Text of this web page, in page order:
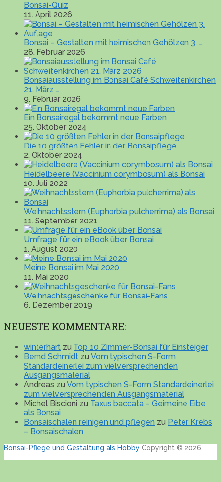
Bonsai-Quiz
11. April 2026
Bonsai – Gestalten mit heimischen Gehölzen 3. …
28. Februar 2026
Bonsaiausstellung im Bonsai Café Schweitenkirchen
21. März …
9. Februar 2026
Ein Bonsairegal bekommt neue Farben
25. Oktober 2024
Die 10 größten Fehler in der Bonsaipflege
2. Oktober 2024
Heidelbeere (Vaccinium corymbosum) als Bonsai
10. Juli 2022
Weihnachtsstern (Euphorbia pulcherrima) als Bonsai
11. September 2021
Umfrage für ein eBook über Bonsai
1. August 2020
Meine Bonsai im Mai 2020
11. Mai 2020
Weihnachtsgeschenke für Bonsai-Fans
6. Dezember 2019
NEUESTE KOMMENTARE:
winterhart zu Top 10 Zimmer-Bonsai für Einsteiger
Bernd Schmidt zu Vom typischen S-Form
Standardeinerlei zum vielversprechenden
Ausgangsmaterial
Andreas zu Vom typischen S-Form Standardeinerlei
zum vielversprechenden Ausgangsmaterial
Michel Biscioni zu Taxus baccata – Geimeine Eibe
als Bonsai
Bonsaischalen reinigen und pflegen zu Peter Krebs
– Bonsaischalen
Bonsai-Pflege und Gestaltung als Hobby Copyright © 2026.